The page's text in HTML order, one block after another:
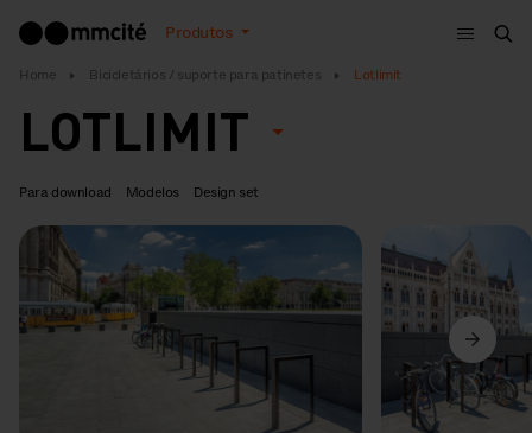
Produtos
Menu
Home Bicicletários / suporte para patinetes Lotlimit
LOTLIMIT
Para download Modelos Design set
Anterior Seguinte